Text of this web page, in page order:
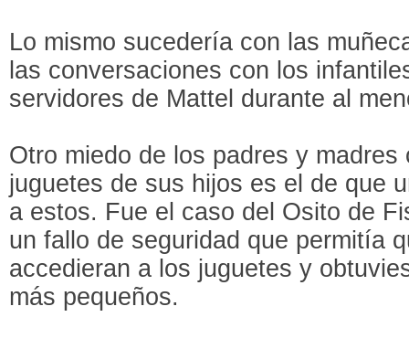
Lo mismo sucedería con las
las conversaciones con los
servidores de Mattel durante al
Otro miedo de los padres y
juguetes de sus hijos es el de que
a estos. Fue el caso del Osito de
un fallo de seguridad que permitía
accedieran a los juguetes y
más pequeños.